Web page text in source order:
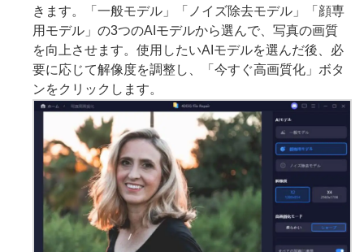
きます。「一般モデル」「ノイズ除去モデル」「顔専
用モデル」の3つのAIモデルから選んで、写真の画質
を向上させます。使用したいAIモデルを選んだ後、必
要に応じて解像度を調整し、「今すぐ高画質化」ボタ
ンをクリックします。